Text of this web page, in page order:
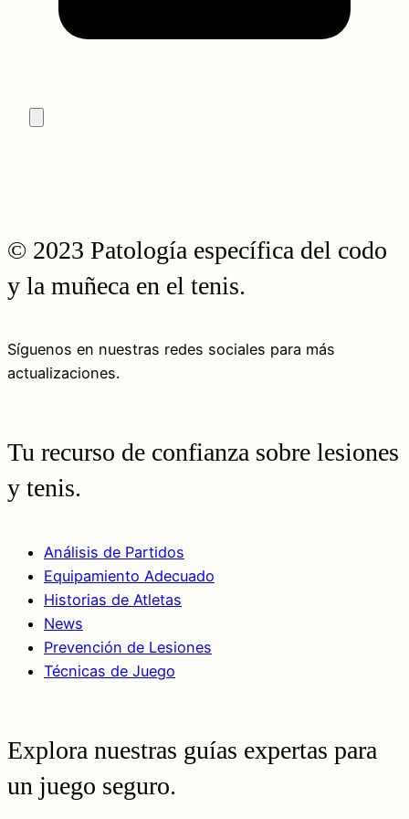
© 2023 Patología específica del codo
y la muñeca en el tenis.
Síguenos en nuestras redes sociales para más
actualizaciones.
Tu recurso de confianza sobre lesiones
y tenis.
Análisis de Partidos
Equipamiento Adecuado
Historias de Atletas
News
Prevención de Lesiones
Técnicas de Juego
Explora nuestras guías expertas para
un juego seguro.